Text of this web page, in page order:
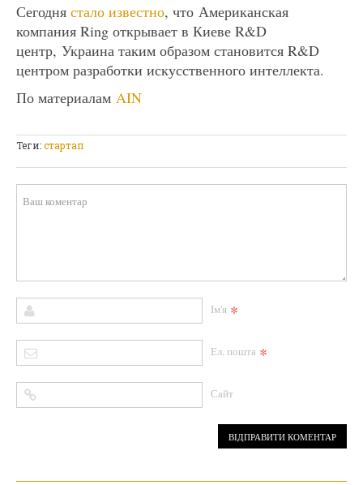
Сегодня стало известно, что Американская
компания Ring открывает в Киеве R&D
центр, Украина таким образом становится R&D
центром разработки искусственного интеллекта.
По материалам AIN
Теги:стартап
Ім'я *
Ел. пошта *
Сайт